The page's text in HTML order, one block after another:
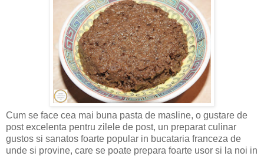
Cum se face cea mai buna pasta de masline, o gustare de
post excelenta pentru zilele de post, un preparat culinar
gustos si sanatos foarte popular in bucataria franceza de
unde si provine, care se poate prepara foarte usor si la noi in